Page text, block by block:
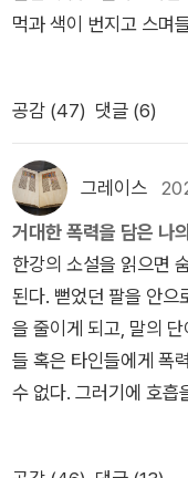
고 나면 어느 사이 그것
이 솟으면 그것을 들여
방에서 나와 잠시 경내
씻긴 듯 또렷해져 있곤 했다.] P.284속세에서 동
지 못했다는 죄책감과
가진 선이는, 이제 승려
있다고, 눈으로 보이는
제가 불빛인 줄을 알았
을 알았을까.] P.287=> 이 단편집에서 가장 쓸쓸한 작품이었다.
누군가를 잃은 슬픔을
전문용어를 모르더라도
이와 함께 바라본 붉은
가 아름답다고 느끼는
이 외에도 다 한결같이
기도 없는, 그렇게 아파
「파란 돌」, 263쪽)그
만질 수 없는 감각과
슬픔에 기반된 것이었
다. 슬픔과 함께 성장
고 말을 잃고 시력을 잃
다는 당연하고 당연한
거대한 역사의 슬픔을
지 오래전 나의 감각이
나와 우리를 버티게 만
가장 정신적인 곳이
후였다(92p)”고 말한
을 알 수 있다. 벵골어,
는 그녀가 의지하고 작가로서 명성을 안겨다준 주된 영어를 떠나
이탈리아어로 글을 쓴
기한 것”이라고, “창작
한 것은 없기 때문이다”
크다』 92p) 그러니, 소통은 언어의 문제일까? 「축복받은 집」이
란 제목은 산지브와 트
적이다. 겉으로 요란하
지도 않으면서 부부간
단편들과 달리, 이들의
와 트윙클 이 갈등을 일
는 삼촌을 보고 자라면
이란 그렇게 쓸쓸한 것
어버리기도 한다. 그때
는 말을 해본 적 없었
에게 정직했기 때문이
가 된다. 그의 분야는
절 가면을 쓰고 위선적
까? 그는 내면 보다는
전시회에서 L이라는
가 타인에게 비호감을
의 손에 끌린다. 그리
변했다고들 해도…… 오
변하는 거야……' - 흰
내고 난 뒤 돌아오던
사람들을 묘사하는 방
거듭 애도되어야 할, 그
대해 어떻게 이야기할
가장 가까이에서 처절
할 것임을 헤아리듯이,
이 가 파헤쳐 들어가는
을 덮어간다. - 해설 |
이텔 문학관> 1996년
먹과 색이 번지고 스며
가라』에서 정희의 꿈
의 폭설, 먹이 번져가던
게 빛나던 붕대 등은 보
는다』에서는 검은 통
를 일으키는 폭설, 주
무새 등으로 밀도 있게
흰색은 죽음을 상징한
색의 이미지들로 작가
다는 생각이 든다. 이
간들이 있다. 그러나 생
기에, 이렇게 쓸 수밖
실과 역사를 반증하는 것이다. “빛과 따스함의 방
공감 (47) 댓글 (6)
그레이스
거대한 폭력을 담은 나
한강의 소설을 읽으면
된다. 뻗었던 팔을 안으
을 줄이게 되고, 말의
들 혹은 타인들에게 폭
수 없다. 그러기에 호흡
밀어 빗물에 손을 적시